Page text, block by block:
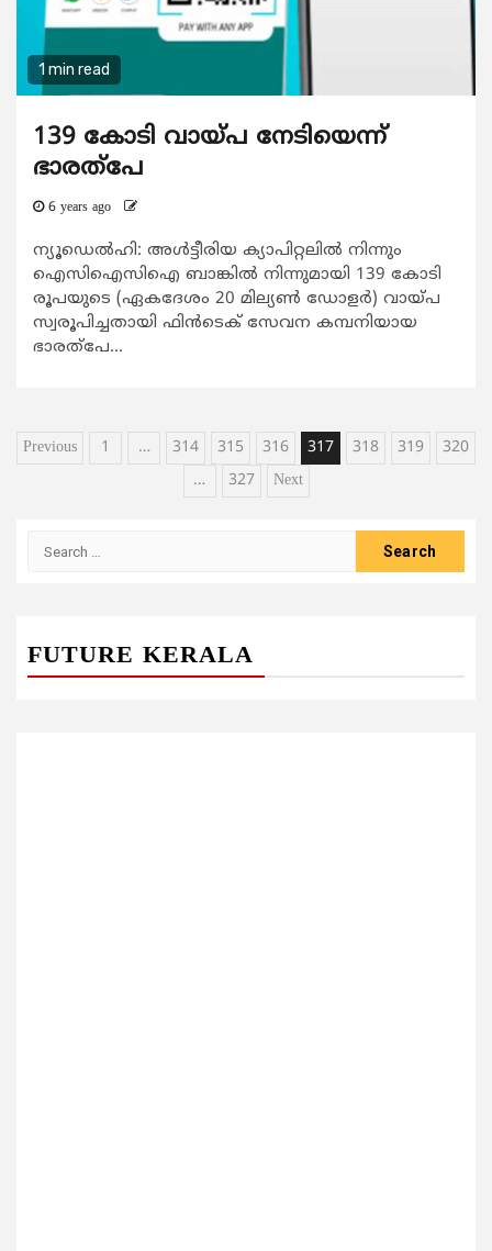
1 min read
139 കോടി വായ്പ നേടിയെന്ന്
ഭാരത്‌പേ
6 years ago
ന്യൂഡെല്‍ഹി: അള്‍ട്ടീരിയ ക്യാപിറ്റലില്‍ നിന്നും
ഐസിഐസിഐ ബാങ്കില്‍ നിന്നുമായി 139 കോടി
രൂപയുടെ (ഏകദേശം 20 മില്യണ്‍ ഡോളര്‍) വായ്പ
സ്വരൂപിച്ചതായി ഫിന്‍ടെക് സേവന കമ്പനിയായ
ഭാരത്‌പേ...
Posts
Previous 1 … 314 315 316 317 318 319
320
…
327 Next
FUTURE KERALA